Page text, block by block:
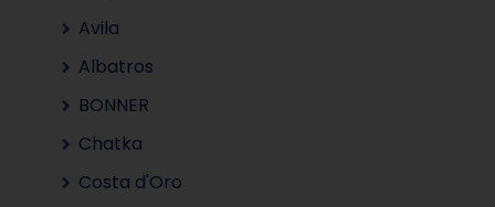
Avila
Albatros
BONNER
Chatka
Costa d'Oro